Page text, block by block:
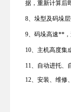
据，重新计算后
8、垛型及码垛
9、码垛高速**
10、主机高度集
11、自动进托、
12、安装、维修